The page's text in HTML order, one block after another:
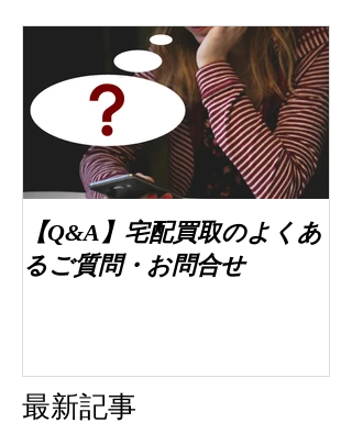
【Q&A】宅配買取のよくあ
るご質問・お問合せ
最新記事